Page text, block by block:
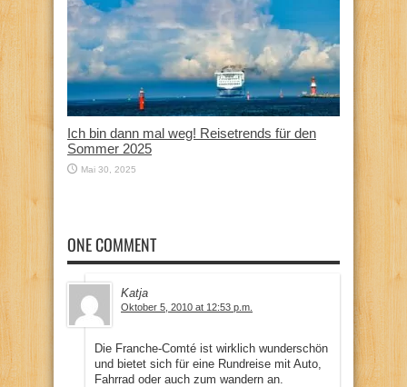
Ich bin dann mal weg! Reisetrends für den
Sommer 2025
Mai 30, 2025
ONE COMMENT
Katja
Oktober 5, 2010 at 12:53 p.m.
Die Franche-Comté ist wirklich wunderschön
und bietet sich für eine Rundreise mit Auto,
Fahrrad oder auch zum wandern an.